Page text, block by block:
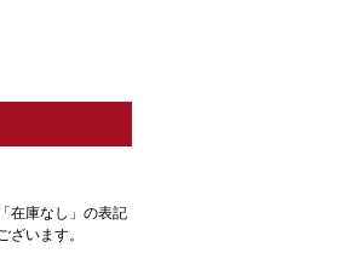
在庫なし」の表記
います。